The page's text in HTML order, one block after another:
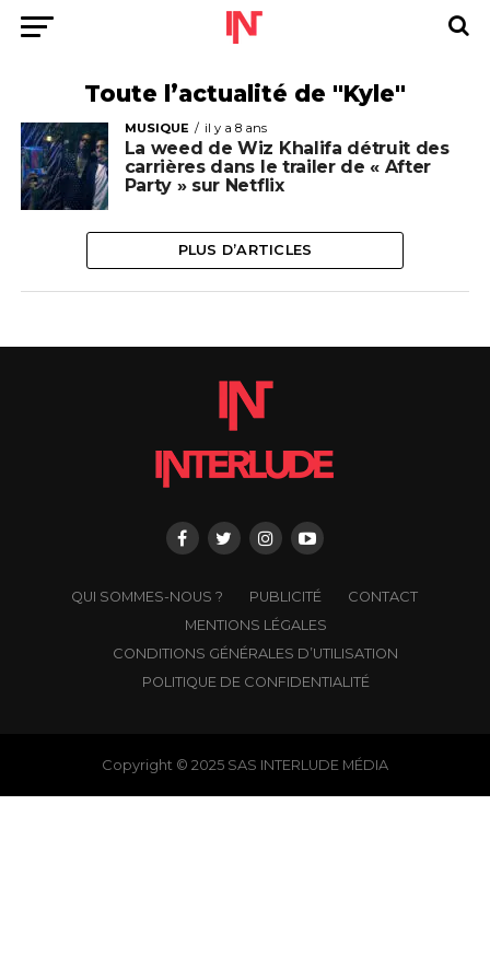
Toute l’actualité de "Kyle"
MUSIQUE il y a 8 ans
La weed de Wiz Khalifa détruit des
carrières dans le trailer de « After
Party » sur Netflix
PLUS D’ARTICLES
QUI SOMMES-NOUS ? PUBLICITÉ
CONTACT
MENTIONS LÉGALES
CONDITIONS GÉNÉRALES D’UTILISATION
POLITIQUE DE CONFIDENTIALITÉ
Copyright © 2025 SAS INTERLUDE MÉDIA